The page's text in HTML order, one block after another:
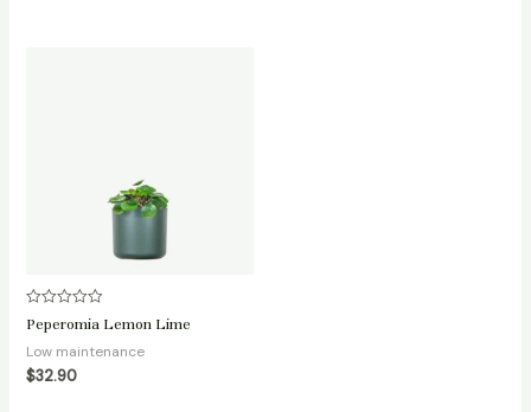
Rated
0
out
of
5
Peperomia Lemon Lime
Low maintenance
$32.90